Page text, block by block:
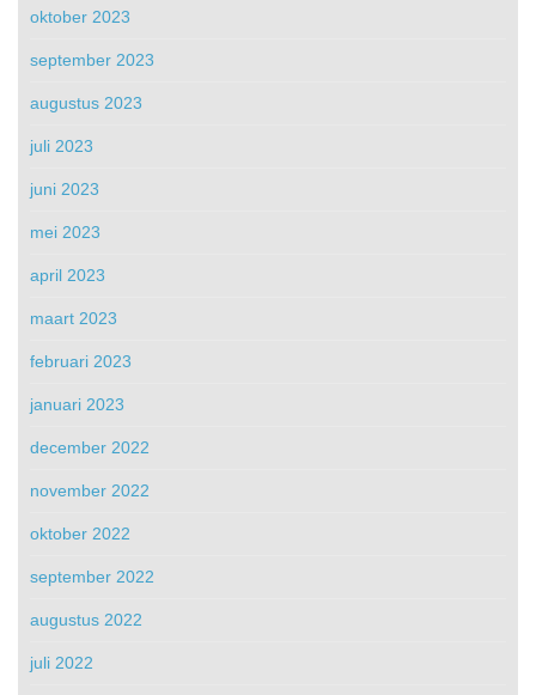
oktober 2023
september 2023
augustus 2023
juli 2023
juni 2023
mei 2023
april 2023
maart 2023
februari 2023
januari 2023
december 2022
november 2022
oktober 2022
september 2022
augustus 2022
juli 2022